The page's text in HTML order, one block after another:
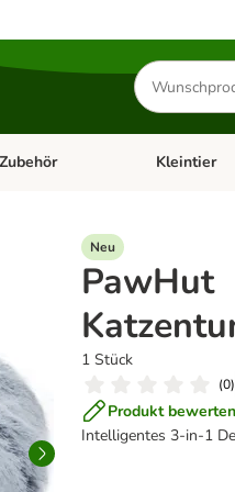
Produkte
suchen
Katzenfutter & Zubehör
Kategorie-
Kleintier
Neu
PawHut
1 Stück
(0)
Produkt bewerten
Intelligentes 3-in-1